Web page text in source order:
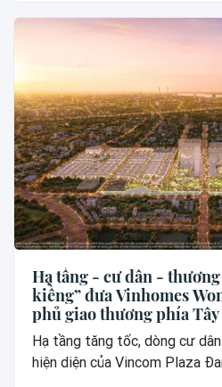
Hạ tầng - cư dân -
kiềng” đưa Vinhomes
phủ giao thương phía
Hạ tầng tăng tốc, dòng cư
hiện diện của Vincom Plaza